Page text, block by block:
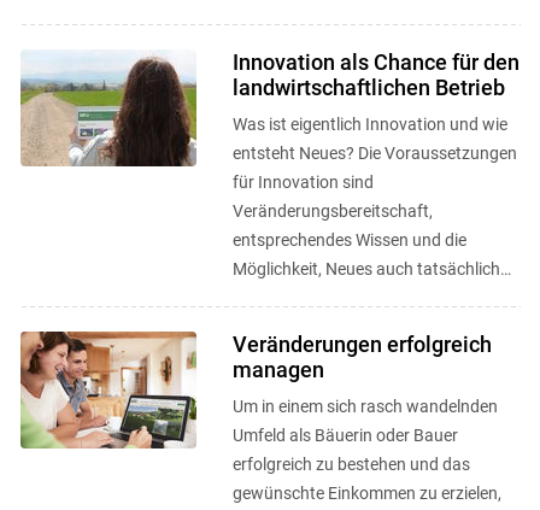
Innovation als Chance für den
landwirtschaftlichen Betrieb
Was ist eigentlich Innovation und wie
entsteht Neues? Die Voraussetzungen
für Innovation sind
Veränderungsbereitschaft,
entsprechendes Wissen und die
Möglichkeit, Neues auch tatsächlich
Veränderungen erfolgreich
managen
Um in einem sich rasch wandelnden
Umfeld als Bäuerin oder Bauer
erfolgreich zu bestehen und das
gewünschte Einkommen zu erzielen,